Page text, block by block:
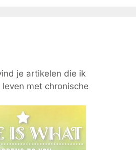
je artikelen die ik
met chronische